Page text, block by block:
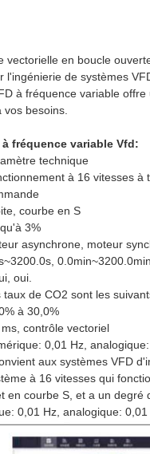
vectorielle en boucle
de systèmes
à fréquence variable
besoins.
fréquence variable Vfd:
technique
à 16 vitesses à
courbe en S
3%
asynchrone, moteur
0.0min~3200.0min
oui.
taux de CO2 sont les
à 30,0%
contrôle vectoriel
0,01 Hz,
aux systèmes VFD
à 16 vitesses qui
courbe S, et a un
0,01 Hz, analogique: 0,01